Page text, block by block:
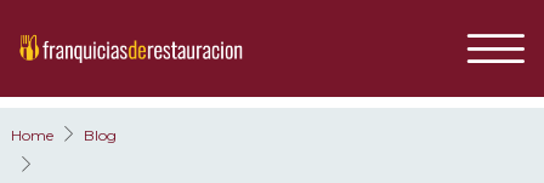
Home Blog